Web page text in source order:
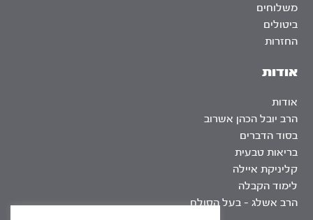
אודות
אודות
הרב יובל הכהן אשרוב
בסוד הדברים
בריאות טבעית
קליניקת איילה
לימוד הקבלה
הרב אשלג – בעל הסולם
משלוחים
ביטולים
החזרות